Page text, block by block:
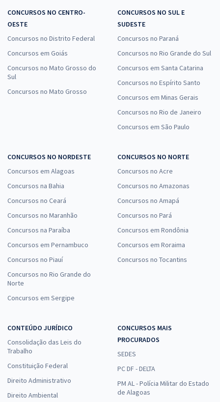
CONCURSOS NO CENTRO-
OESTE
Concursos no Distrito Federal
Concursos em Goiás
Concursos no Mato Grosso do
Sul
Concursos no Mato Grosso
CONCURSOS NO SUL E
SUDESTE
Concursos no Paraná
Concursos no Rio Grande do Sul
Concursos em Santa Catarina
Concursos no Espírito Santo
Concursos em Minas Gerais
Concursos no Rio de Janeiro
Concursos em São Paulo
CONCURSOS NO NORDESTE
Concursos em Alagoas
Concursos na Bahia
Concursos no Ceará
Concursos no Maranhão
Concursos na Paraíba
Concursos em Pernambuco
Concursos no Piauí
Concursos no Rio Grande do
Norte
Concursos em Sergipe
CONCURSOS NO NORTE
Concursos no Acre
Concursos no Amazonas
Concursos no Amapá
Concursos no Pará
Concursos em Rondônia
Concursos em Roraima
Concursos no Tocantins
CONTEÚDO JURÍDICO
Consolidação das Leis do
Trabalho
Constituição Federal
Direito Administrativo
Direito Ambiental
CONCURSOS MAIS
PROCURADOS
SEDES
PC DF - DELTA
PM AL - Polícia Militar do Estado
de Alagoas